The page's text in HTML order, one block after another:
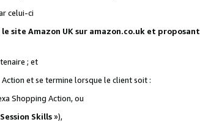
celui-ci
Amazon UK sur amazon.co.uk et proposant
; et
et se termine lorsque le client soit :
Shopping Action, ou
Session Skills»),